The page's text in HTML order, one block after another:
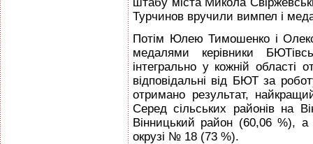
Турчинов вручили вимпел і
Потім Юлею Тимошенко і
медалями керівники
інтегрально у кожній області
відповідальні від БЮТ за
отримано результат,
Серед сільських районів на
Вінницький район (60,06 %),
окрузі № 18 (73 %).